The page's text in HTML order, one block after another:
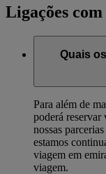
Ligações
Quais
Para além de
poderá reservar
nossas
estamos
viagem em
viagem.